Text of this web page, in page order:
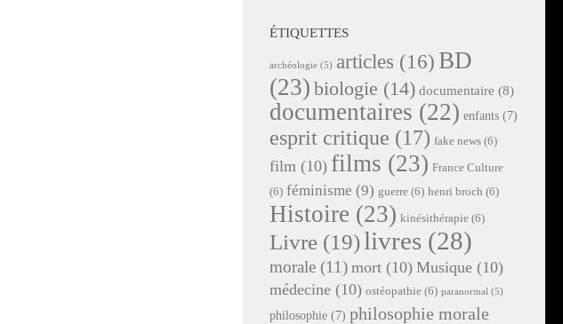
ÉTIQUETTES
archéologie (5) articles (16) BD
(23) biologie (14) documentaire (8)
documentaires (22) enfants (7)
esprit critique (17) fake news (6)
film (10) films (23) France Culture
(6) féminisme (9) guerre (6) henri broch (6)
Histoire (23) kinésithérapie (6)
Livre (19)livres (28)
morale (11) mort (10) Musique (10)
médecine (10) ostéopathie (6) paranormal (5)
philosophie (7) philosophie morale